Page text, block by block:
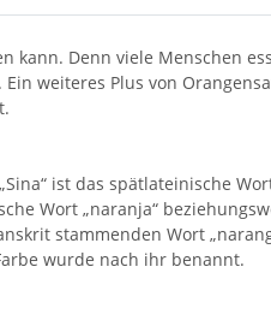
Denn viele Menschen
weiteres Plus von
ist das spätlateinische
Wort „naranja“
stammenden Wort
wurde nach ihr benannt.